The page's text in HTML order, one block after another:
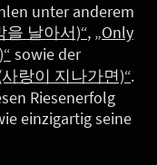
unter anderem
을 날아서)“, „Only
sowie der
사랑이 지나가면)“.
Riesenerfolg
einzigartig seine